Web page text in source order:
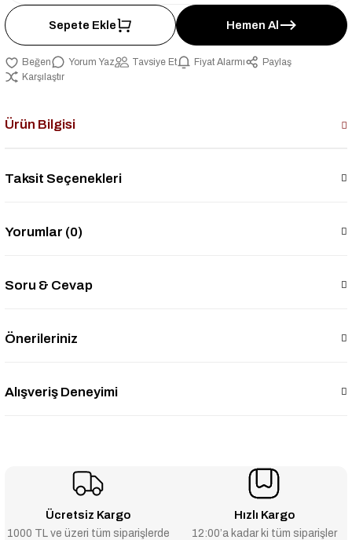
Sepete Ekle Hemen Al
Yorum Yaz Tavsiye Et Fiyat Alarmı
Paylaş
Karşılaştır
Ürün Bilgisi
Taksit Seçenekleri
Yorumlar (0)
Soru & Cevap
Önerileriniz
Alışveriş Deneyimi
Ücretsiz Kargo
1000 TL ve üzeri tüm siparişlerde
Hızlı Kargo
12:00’a kadar ki tüm siparişler